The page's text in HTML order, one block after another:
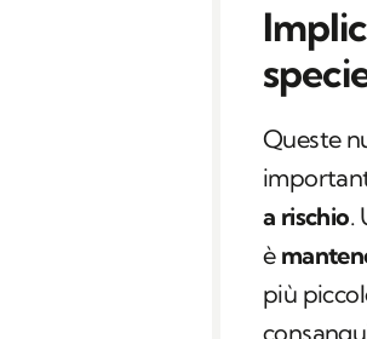
Queste
a rischio.
è
più